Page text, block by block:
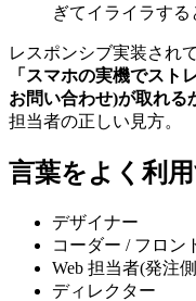
ぎてイライラする
レスポンシブ実装され
「スマホの実機でスト
お問い合わせ)が取れる
担当者の正しい見方。
言葉をよく利
デザイナー
コーダー / フロン
Web 担当者(発注
ディレクター